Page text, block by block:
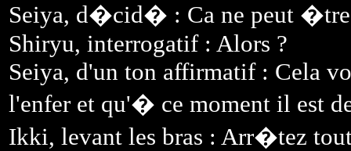
Seiya, d�cid� : Ca ne peut
Shiryu, interrogatif : Alors ?
Seiya, d'un ton affirmatif : Cela
l'enfer et qu'� ce moment il est
Ikki, levant les bras : Arr�tez